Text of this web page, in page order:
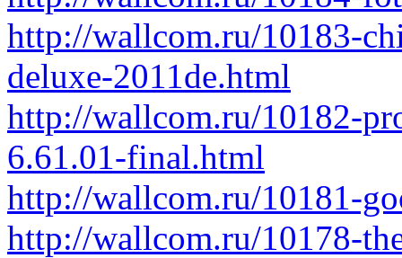
http://wallcom.ru/10183-
deluxe-2011de.html
http://wallcom.ru/10182-
6.61.01-final.html
http://wallcom.ru/10181-
http://wallcom.ru/10178-